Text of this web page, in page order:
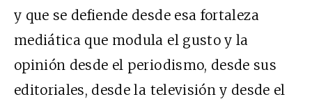
y que se defiende desde esa fortaleza
mediática que modula el gusto y la
opinión desde el periodismo, desde sus
editoriales, desde la televisión y desde el